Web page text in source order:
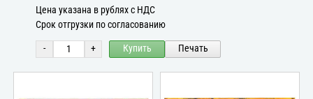
Цена указана в рублях с НДС
Срок отгрузки по согласованию
- + Купить Печать